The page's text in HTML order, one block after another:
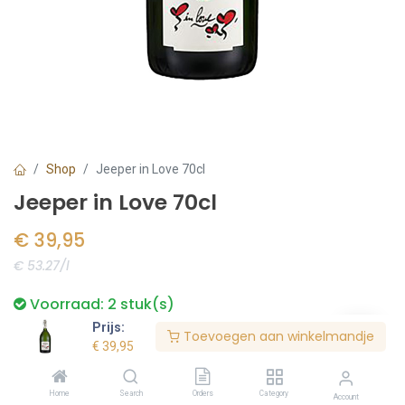
Prijs:
€ 39,95
Toevoegen aan winkelmandje
Home Search Orders Category Account
Shop Jeeper in Love 70cl
Jeeper in Love 70cl
€ 39,95
€ 53.27/l
Voorraad: 2 stuk(s)
Bestel nu